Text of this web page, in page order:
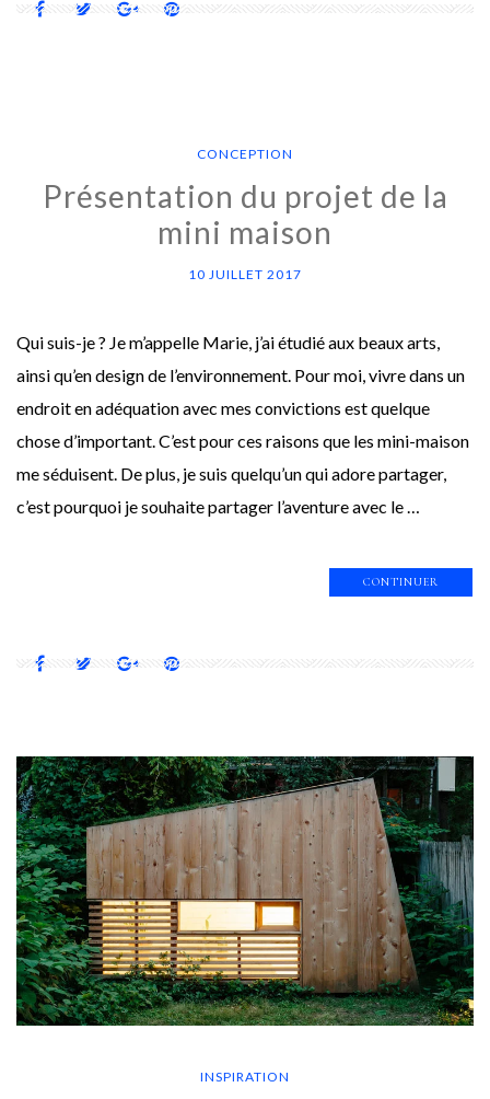
CONCEPTION
Présentation du projet de la
mini maison
10 JUILLET 2017
Qui suis-je ? Je m’appelle Marie, j’ai étudié aux beaux arts,
ainsi qu’en design de l’environnement. Pour moi, vivre dans un
endroit en adéquation avec mes convictions est quelque
chose d’important. C’est pour ces raisons que les mini-maison
me séduisent. De plus, je suis quelqu’un qui adore partager,
c’est pourquoi je souhaite partager l’aventure avec le …
CONTINUER
INSPIRATION